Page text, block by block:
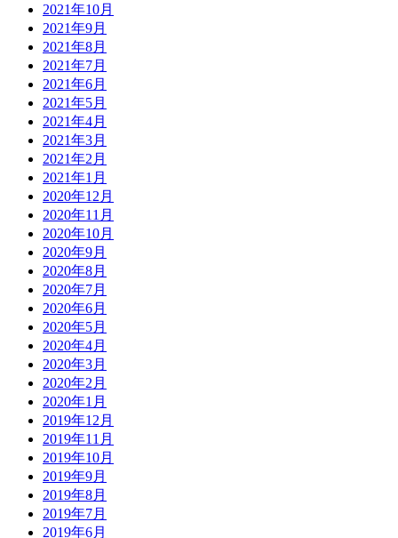
2021年10月
2021年9月
2021年8月
2021年7月
2021年6月
2021年5月
2021年4月
2021年3月
2021年2月
2021年1月
2020年12月
2020年11月
2020年10月
2020年9月
2020年8月
2020年7月
2020年6月
2020年5月
2020年4月
2020年3月
2020年2月
2020年1月
2019年12月
2019年11月
2019年10月
2019年9月
2019年8月
2019年7月
2019年6月